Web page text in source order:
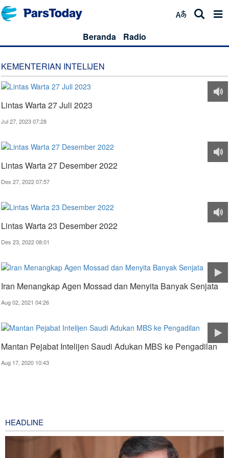
Beranda Radio
KEMENTERIAN INTELIJEN
Lintas Warta 27 Juli 2023
Jul 27, 2023 07:28
Lintas Warta 27 Desember 2022
Des 27, 2022 07:57
Lintas Warta 23 Desember 2022
Des 23, 2022 08:01
Iran Menangkap Agen Mossad dan Menyita Banyak Senjata
Aug 02, 2021 04:26
Mantan Pejabat Intelijen Saudi Adukan MBS ke Pengadilan
Aug 17, 2020 10:43
HEADLINE